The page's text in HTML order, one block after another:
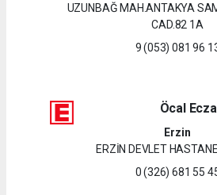
UZUNBAĞ MAH.ANTAKYA
CAD.82 1A
9 (053) 081 96
Öcal
Erzin
ERZİN DEVLET
0 (326) 681 55